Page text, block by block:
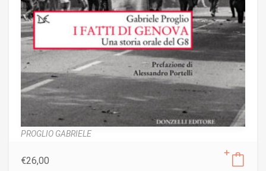
PROGLIO GABRIELE
€26,00